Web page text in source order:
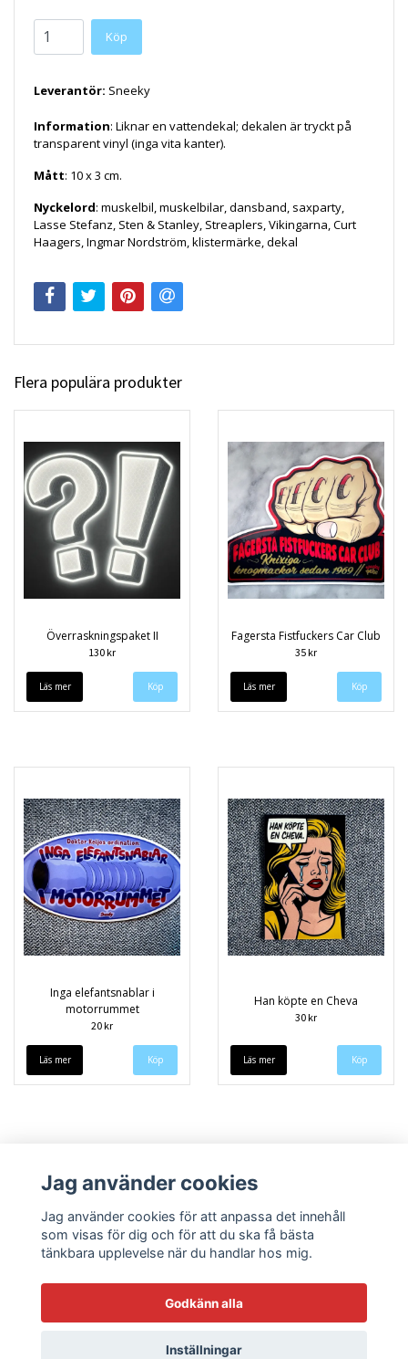
Köp
Leverantör: Sneeky
Information: Liknar en vattendekal; dekalen är tryckt på
transparent vinyl (inga vita kanter).
Mått: 10 x 3 cm.
Nyckelord: muskelbil, muskelbilar, dansband, saxparty,
Lasse Stefanz, Sten & Stanley, Streaplers, Vikingarna, Curt
Haagers, Ingmar Nordström, klistermärke, dekal
Flera populära produkter
Överraskningspaket II
130 kr
Läs mer
Fagersta Fistfuckers Car Club
35 kr
Läs mer
Inga elefantsnablar i
motorrummet
20 kr
Läs mer
Han köpte en Cheva
30 kr
Läs mer
Köpvillkor Kontakt
Jag använder cookies
Jag använder cookies för att anpassa det innehåll
som visas för dig och för att du ska få bästa
tänkbara upplevelse när du handlar hos mig.
Godkänn alla
Inställningar